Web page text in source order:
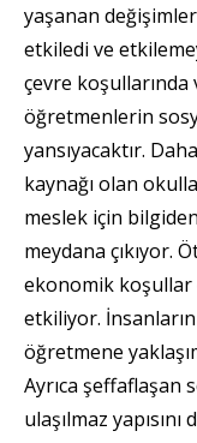
yaşanan
etkiledi ve
çevre koşullarında
öğretmenlerin
yansıyacaktır.
kaynağı olan
meslek için
meydana çıkıyor.
ekonomik koşullar
etkiliyor.
öğretmene
Ayrıca şeffaflaşan
ulaşılmaz